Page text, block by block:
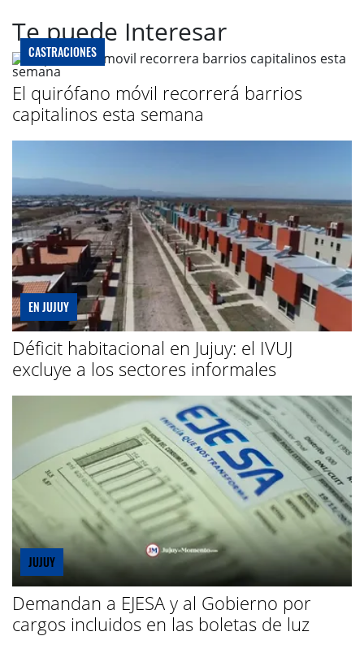
Te puede Interesar
CASTRACIONES
El quirófano móvil recorrerá barrios
capitalinos esta semana
EN JUJUY
Déficit habitacional en Jujuy: el IVUJ
excluye a los sectores informales
JUJUY
Demandan a EJESA y al Gobierno por
cargos incluidos en las boletas de luz